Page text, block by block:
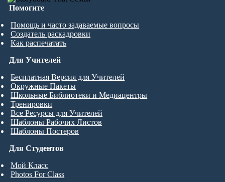
Помогите
Помощь и часто задаваемые вопросы
Создатель раскадровки
Как распечатать
Для Студентов
Мой Класс
Photos For Class
Для Учителей
Бесплатная Версия для Учителей
Окружные Пакеты
Школьные Библиотеки и Медиацентры
Тренировки
Все Ресурсы для Учителей
Шаблоны Рабочих Листов
Шаблоны Постеров